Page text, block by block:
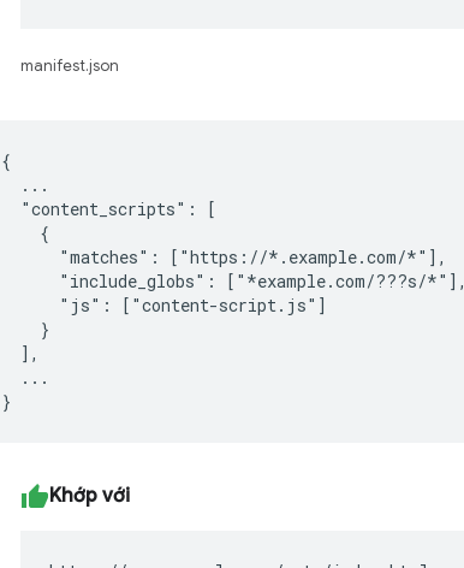
manifest.json
{
  ...
  "content_scripts": [
    {
      "matches": ["https://*.example.com/*"],
      "include_globs": ["*example.com/???s/*"],
      "js": ["content-script.js"]
    }
  ],
  ...
Khớp với